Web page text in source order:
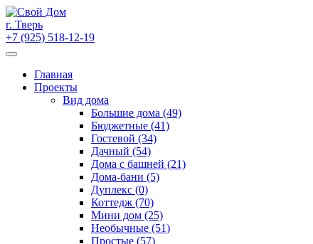
Skip
to
content
г. Тверь
+7 (925) 518-12-19
Главная
Проекты
Вид дома
Большие дома (49)
Бюджетные (41)
Гостевой (34)
Дачный (54)
Дома с башней (21)
Дома-бани (5)
Дуплекс (0)
Коттедж (70)
Мини дом (25)
Необычные (51)
Простые (57)